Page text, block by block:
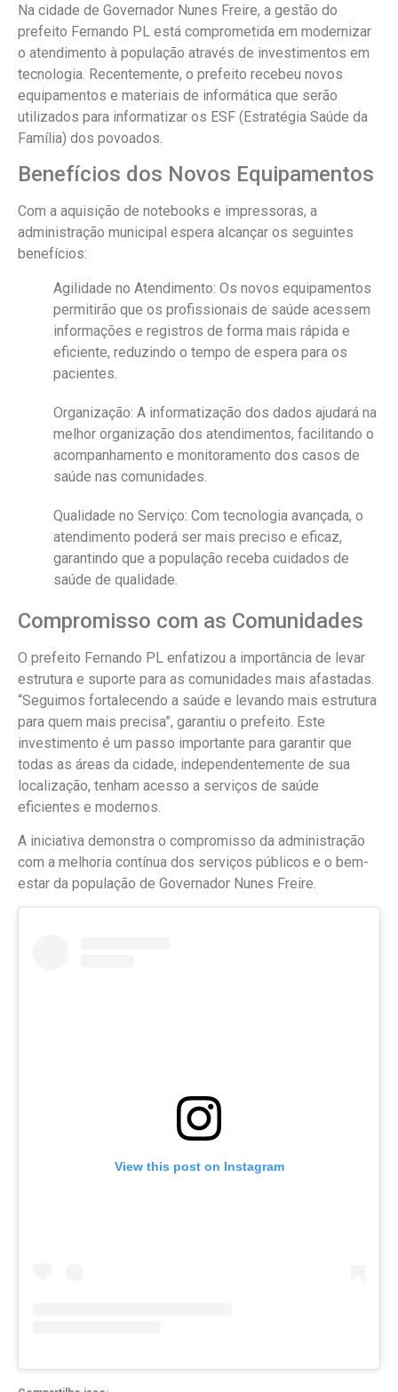
Na cidade de Governador Nunes Freire, a gestão do
prefeito Fernando PL está comprometida em modernizar
o atendimento à população através de investimentos em
tecnologia. Recentemente, o prefeito recebeu novos
equipamentos e materiais de informática que serão
utilizados para informatizar os ESF (Estratégia Saúde da
Família) dos povoados.
Benefícios dos Novos Equipamentos
Com a aquisição de notebooks e impressoras, a
administração municipal espera alcançar os seguintes
benefícios:
Agilidade no Atendimento: Os novos equipamentos
permitirão que os profissionais de saúde acessem
informações e registros de forma mais rápida e
eficiente, reduzindo o tempo de espera para os
pacientes.
Organização: A informatização dos dados ajudará na
melhor organização dos atendimentos, facilitando o
acompanhamento e monitoramento dos casos de
saúde nas comunidades.
Qualidade no Serviço: Com tecnologia avançada, o
atendimento poderá ser mais preciso e eficaz,
garantindo que a população receba cuidados de
saúde de qualidade.
Compromisso com as Comunidades
O prefeito Fernando PL enfatizou a importância de levar
estrutura e suporte para as comunidades mais afastadas.
“Seguimos fortalecendo a saúde e levando mais estrutura
para quem mais precisa”, garantiu o prefeito. Este
investimento é um passo importante para garantir que
todas as áreas da cidade, independentemente de sua
localização, tenham acesso a serviços de saúde
eficientes e modernos.
A iniciativa demonstra o compromisso da administração
com a melhoria contínua dos serviços públicos e o bem-
estar da população de Governador Nunes Freire.
View this post on Instagram